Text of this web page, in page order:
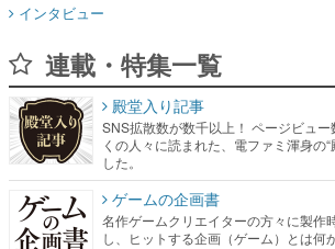
インタビュー
連載・特集一覧
殿堂入り記事
SNS拡散数が数千以上！ ページビュ
くの人々に読まれた、電ファミ渾身の
した。
ゲームの企画書
名作ゲームクリエイターの方々に製作
し、ヒットする企画（ゲーム）とは何